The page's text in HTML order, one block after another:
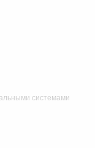
системами